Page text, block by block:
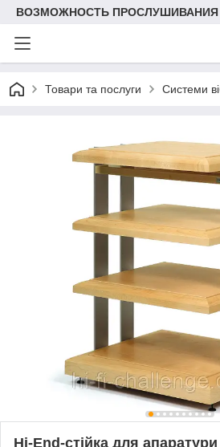
ВОЗМОЖНОСТЬ ПРОСЛУШИВАНИЯ
Товари та послуги Системи
Hi-End-стійка для